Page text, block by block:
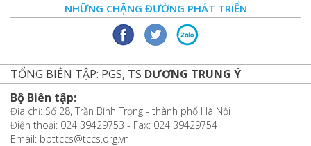
NHỮNG CHẶNG ĐƯỜNG PHÁT TRIỂN
TỔNG BIÊN TẬP: PGS, TS DƯƠNG TRUNG Ý
Bộ Biên tập:
Địa chỉ: Số 28, Trần Bình Trọng - thành phố Hà Nội
Điện thoại: 024 39429753 - Fax: 024 39429754
Email: bbttccs@tccs.org.vn